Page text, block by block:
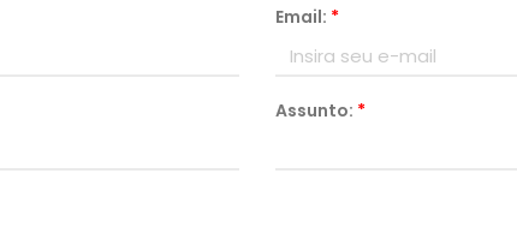
Email: *
Assunto: *